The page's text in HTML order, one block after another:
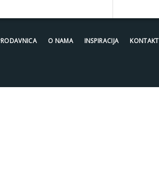
O NAMA INSPIRACIJA KONTAKT